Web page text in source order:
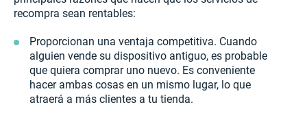
recompra sean rentables:
Proporcionan una ventaja competitiva. Cuando
alguien vende su dispositivo antiguo, es probable
que quiera comprar uno nuevo. Es conveniente
hacer ambas cosas en un mismo lugar, lo que
atraerá a más clientes a tu tienda.